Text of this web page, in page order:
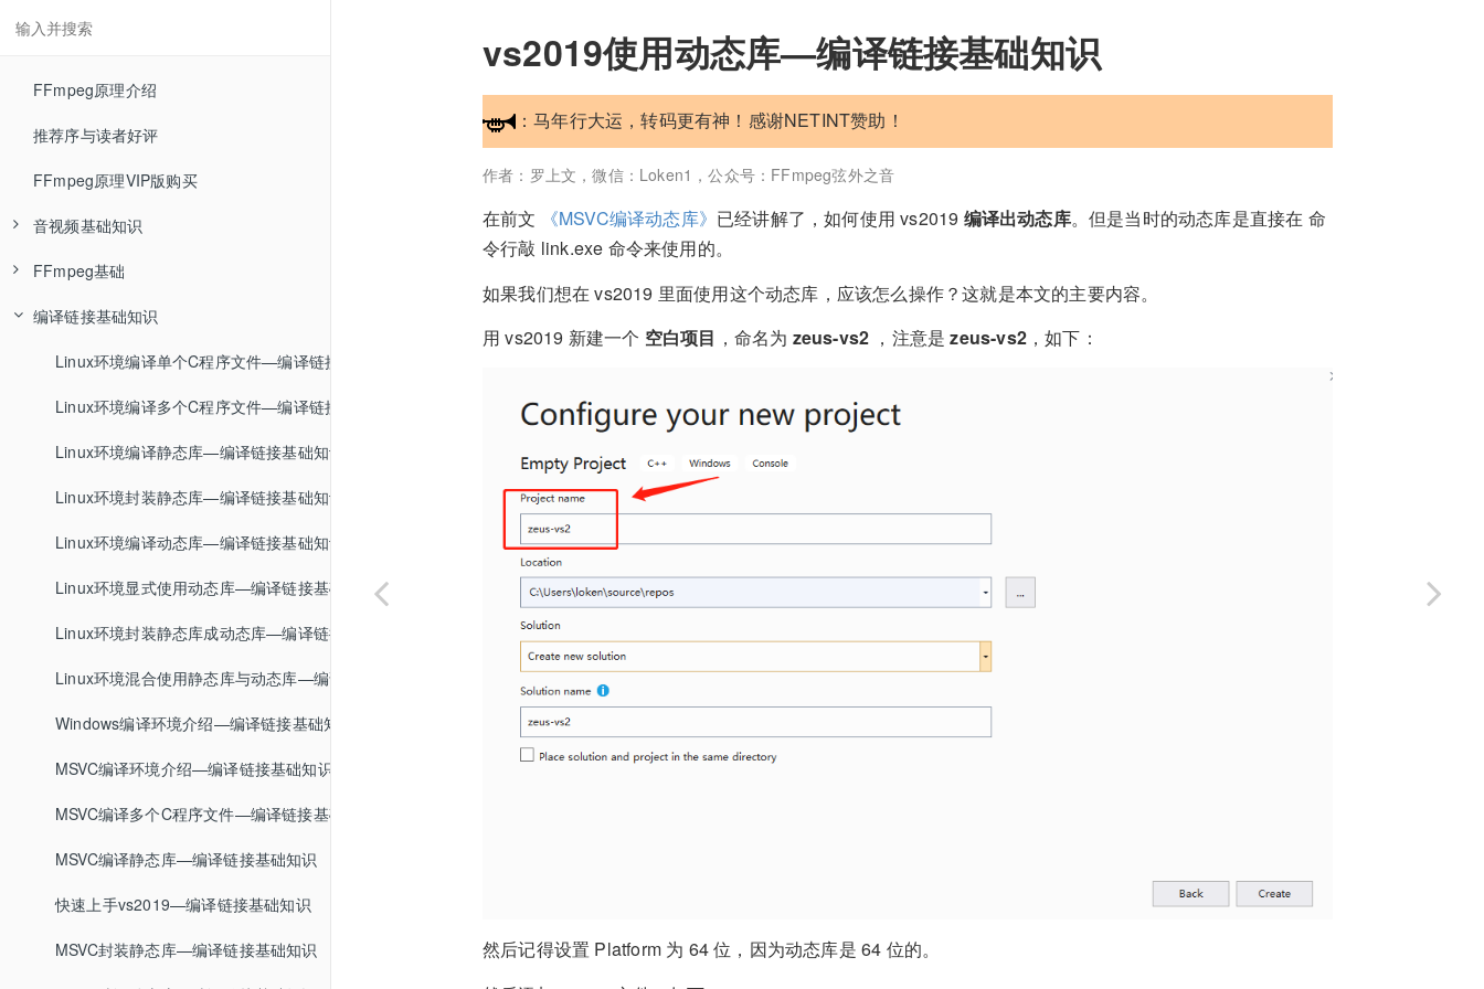
FFmpeg原理介绍
推荐序与读者好评
FFmpeg原理VIP版购买
音视频基础知识
RGB色彩空间—音视频基础知识
YUV色彩空间—音视频基础知识
RGB与YUV相互转换—音视频基础知识
YUV数据分析—音视频基础知识
编码压缩介绍—音视频基础知识
封装格式介绍—音视频基础知识
FLV封装格式—音视频基础知识
MP4封装格式—音视频基础知识
MPEG-TS封装格式—音视频基础知识
MKV封装格式
封装格式总结
FFmpeg基础
FFmpeg介绍—FFmpeg基础
FFmpeg安装—FFmpeg基础
ffmpeg封装格式转换—FFmpeg基础
ffmpeg命令参数类型—FFmpeg基础
ffmpeg编码格式转换—FFmpeg基础
ffplay基本使用—FFmpeg基础
ffprobe基本使用—FFmpeg基础
FFmpeg学习资料推荐—FFmpeg基础
编译链接基础知识
Linux环境编译单个C程序文件—编译链接基础知识
Linux环境编译多个C程序文件—编译链接基础知识
Linux环境编译静态库—编译链接基础知识
Linux环境封装静态库—编译链接基础知识
Linux环境编译动态库—编译链接基础知识
Linux环境显式使用动态库—编译链接基础知识
Linux环境封装静态库成动态库—编译链接基础知识
Linux环境混合使用静态库与动态库—编译链接基础知识
Windows编译环境介绍—编译链接基础知识
MSVC编译环境介绍—编译链接基础知识
MSVC编译多个C程序文件—编译链接基础知识
MSVC编译静态库—编译链接基础知识
快速上手vs2019—编译链接基础知识
MSVC封装静态库—编译链接基础知识
vs2019使用动态库—编译链接基础知识
：马年行大运，转码更有神！感谢NETINT赞助！
作者：罗上文，微信：Loken1，公众号：FFmpeg弦外之音
在前文 《MSVC编译动态库》 已经讲解了，如何使用 vs2019 编译出动态库。但是当时的动态库是直接在 命
令行敲 link.exe 命令来使用的。
如果我们想在 vs2019 里面使用这个动态库，应该怎么操作？这就是本文的主要内容。
用 vs2019 新建一个 空白项目 ，命名为 zeus-vs2 ，注意是zeus-vs2 ，如下：
然后记得设置 Platform 为 64 位，因为动态库是 64 位的。